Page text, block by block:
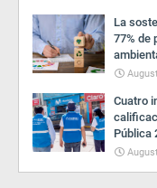
La
77% de
Cuatro
Pública